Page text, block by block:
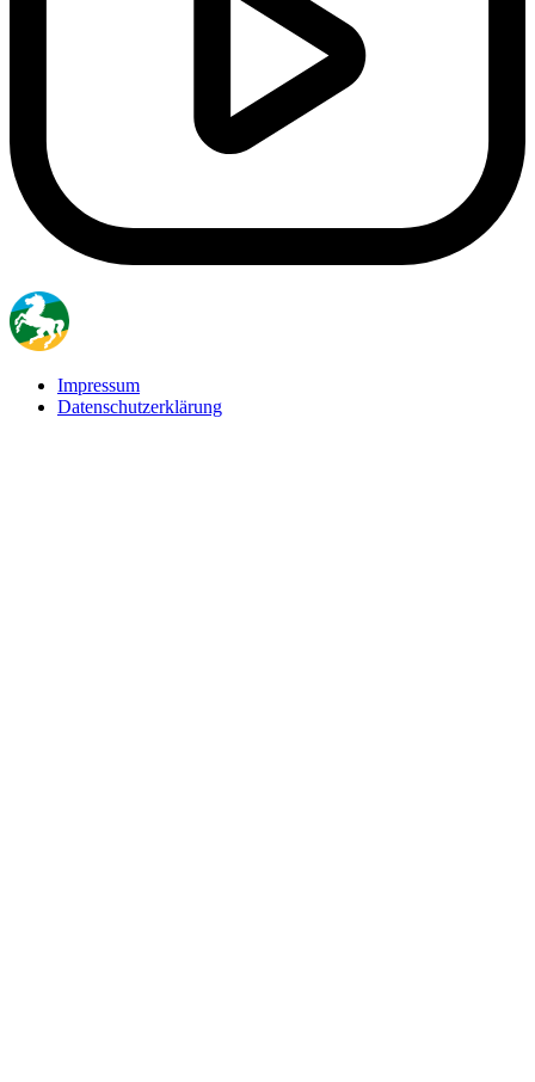
Impressum
Datenschutzerklärung